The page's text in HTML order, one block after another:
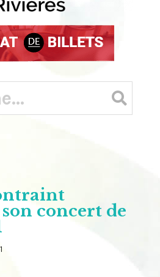
concert de